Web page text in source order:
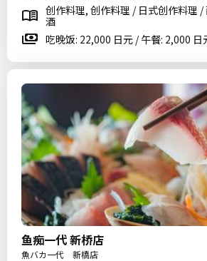
创作料理, 创作料理 / 日式创作料理
酒
吃晚饭: 22,000 日元 / 午餐: 2,000 日
鱼痴一代 新桥店
魚バカ一代 新橋店